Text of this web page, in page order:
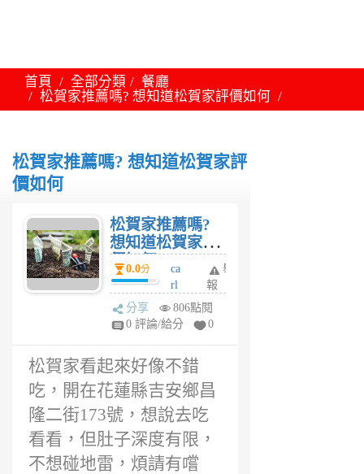
首頁 全部分類
餐廳
松賀家推薦嗎? 想知道松賀家評價如何
松賀家推薦嗎? 想知道松賀家評
價如何
松賀家推薦嗎?
想知道松賀家評
價如何
0.0分
ca
rl
6
年
舉
報
分享
806點閱
0 評論/給分
0
松賀家看起來好像不錯
吃，開在花蓮縣吉安鄉昌
隆二街173號，想說去吃
看看，但肚子深度有限，
不想碰地雷，煩請有嚐